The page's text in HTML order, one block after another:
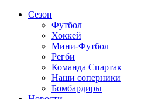
Сезон
Футбол
Хоккей
Мини-Футбол
Регби
Команда Спартак
Наши соперники
Бомбардиры